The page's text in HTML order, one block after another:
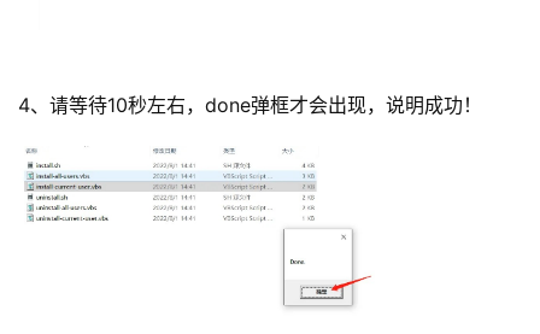
4、请等待10秒左右，done弹框才会出现，说明成功！